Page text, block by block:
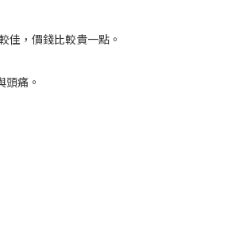
佳，價錢比較貴一點。
痛。